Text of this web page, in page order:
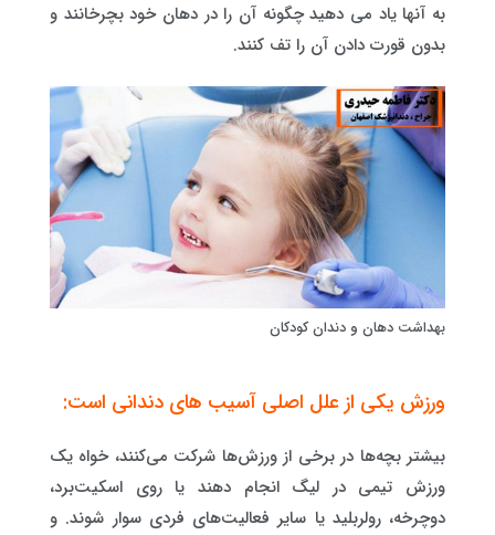
به آنها یاد می دهید چگونه آن را در دهان خود بچرخانند و
بدون قورت دادن آن را تف کنند.
بهداشت دهان و دندان کودکان
ورزش یکی از علل اصلی آسیب های دندانی است:
بیشتر بچه‌ها در برخی از ورزش‌ها شرکت می‌کنند، خواه یک
ورزش تیمی در لیگ انجام دهند یا روی اسکیت‌برد،
دوچرخه، رولربلید یا سایر فعالیت‌های فردی سوار شوند. و